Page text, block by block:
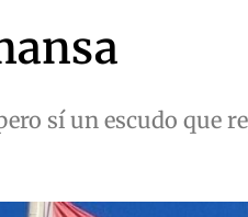
sí un escudo que